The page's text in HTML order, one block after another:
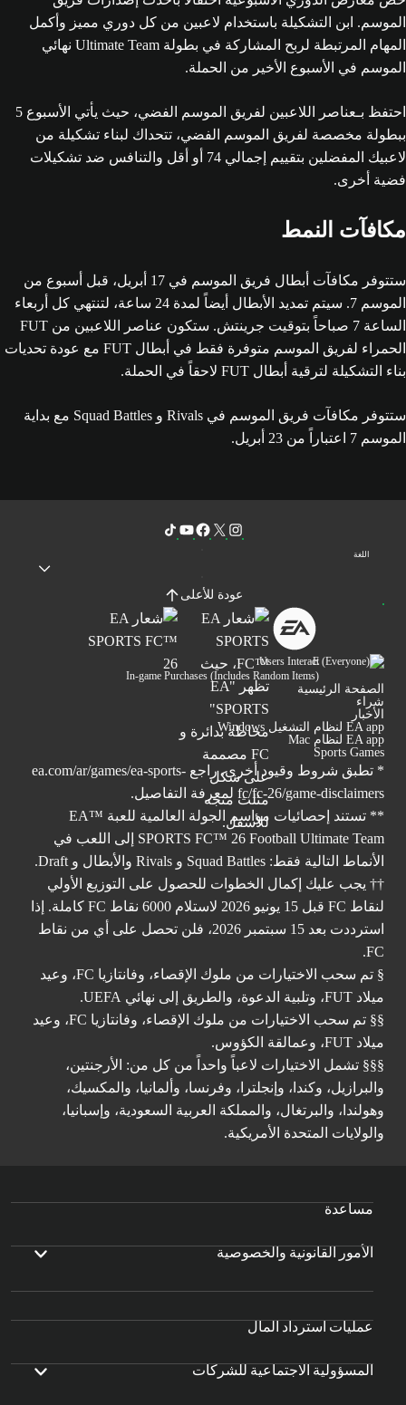
الموسم. ابن التشكيلة باستخدام لاعبين من كل دوري مميز وأكمل
المهام المرتبطة لربح المشاركة في بطولة Ultimate Team نهائي
الموسم في الأسبوع الأخير من الحملة.
احتفظ بـعناصر اللاعبين لفريق الموسم الفضي، حيث يأتي الأسبوع 5
ببطولة مخصصة لفريق الموسم الفضي، تتحداك لبناء تشكيلة من
لاعبيك المفضلين بتقييم إجمالي 74 أو أقل والتنافس ضد تشكيلات
فضية أخرى.
مكافآت النمط
ستتوفر مكافآت أبطال فريق الموسم في 17 أبريل، قبل أسبوع من
الموسم 7. سيتم تمديد الأبطال أيضاً لمدة 24 ساعة، لتنتهي كل أربعاء
الساعة 7 صباحاً بتوقيت جرينتش. ستكون عناصر اللاعبين من FUT
الحمراء لفريق الموسم متوفرة فقط في أبطال FUT مع عودة تحديات
بناء التشكيلة لترقية أبطال FUT لاحقاً في الحملة.
ستتوفر مكافآت فريق الموسم في Rivals و Squad Battles مع بداية
الموسم 7 اعتباراً من 23 أبريل.
اللغة
عودة للأعلى
Users Interact
In-game Purchases (Includes Random Items)
الصفحة الرئيسية
شراء
الأخبار
EA app لنظام التشغيل Windows
EA app لنظام Mac
Sports Games
* تطبق شروط وقيود أخرى. راجع ea.com/ar/games/ea-sports-
fc/fc-26/game-disclaimers لمعرفة التفاصيل.
** تستند إحصائيات مواسم الجولة العالمية للعبة ™EA
SPORTS FC™ 26 Football Ultimate Team إلى اللعب في
الأنماط التالية فقط: Squad Battles و Rivals والأبطال و Draft.
†† يجب عليك إكمال الخطوات للحصول على التوزيع الأولي
لنقاط FC قبل 15 يونيو 2026 لاستلام 6000 نقاط FC كاملة. إذا
استرددت بعد 15 سبتمبر 2026، فلن تحصل على أي من نقاط
FC.
§ تم سحب الاختيارات من ملوك الإقصاء، وفانتازيا FC، وعيد
ميلاد FUT، وتلبية الدعوة، والطريق إلى نهائي UEFA.
§§ تم سحب الاختيارات من ملوك الإقصاء، وفانتازيا FC، وعيد
ميلاد FUT، وعمالقة الكؤوس.
§§§ تشمل الاختيارات لاعباً واحداً من كل من: الأرجنتين،
والبرازيل، وكندا، وإنجلترا، وفرنسا، وألمانيا، والمكسيك،
وهولندا، والبرتغال، والمملكة العربية السعودية، وإسبانيا،
والولايات المتحدة الأمريكية.
مساعدة
الأمور القانونية والخصوصية
عمليات استرداد المال
المسؤولية الاجتماعية للشركات